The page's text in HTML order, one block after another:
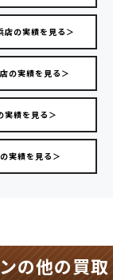
店の実績を見る＞
の実績を見る＞
実績を見る＞
実績を見る＞
の他の買取